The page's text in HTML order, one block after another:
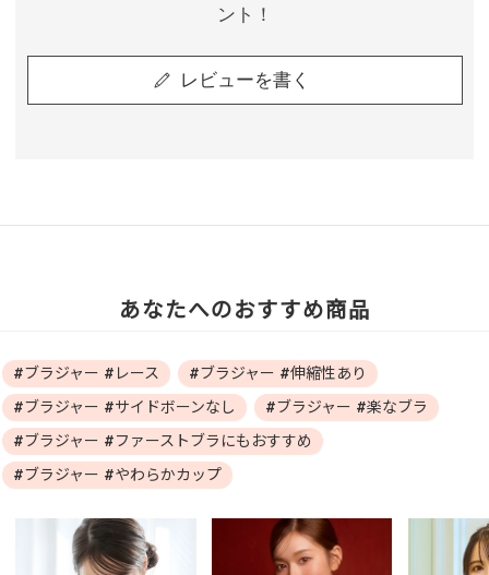
ント！
レビューを書く
あなたへのおすすめ商品
#ブラジャー #レース
#ブラジャー #伸縮性あり
#ブラジャー #サイドボーンなし
#ブラジャー #楽なブラ
#ブラジャー #ファーストブラにもおすすめ
#ブラジャー #やわらかカップ